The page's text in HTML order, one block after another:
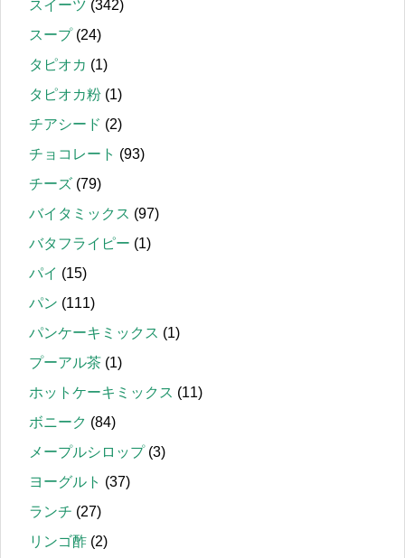
スイーツ (342)
スープ(24)
タピオカ (1)
タピオカ粉 (1)
チアシード (2)
チョコレート (93)
チーズ (79)
バイタミックス (97)
バタフライピー (1)
パイ (15)
パン (111)
パンケーキミックス (1)
プーアル茶 (1)
ホットケーキミックス (11)
ボニーク (84)
メープルシロップ(3)
ヨーグルト (37)
ランチ (27)
リンゴ酢 (2)